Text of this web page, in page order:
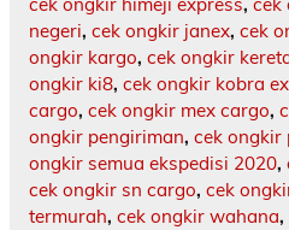
cek ongkir himeji express, cek
negeri, cek ongkir janex, cek
ongkir kargo, cek ongkir
ongkir ki8, cek ongkir kobra
cargo, cek ongkir mex cargo,
ongkir pengiriman, cek ongkir
ongkir semua ekspedisi 2020,
cek ongkir sn cargo, cek
termurah, cek ongkir wahana,